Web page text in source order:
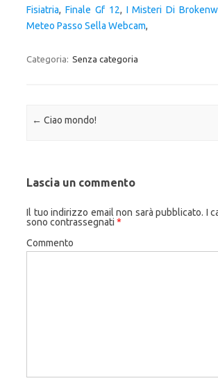
Fisiatria, Finale Gf 12, I Misteri Di
Meteo Passo Sella Webcam,
Categoria: Senza categoria
Navigazione articolo
← Ciao mondo!
Lascia un commento
Il tuo indirizzo email non sarà pubblicato. I
sono contrassegnati *
Commento